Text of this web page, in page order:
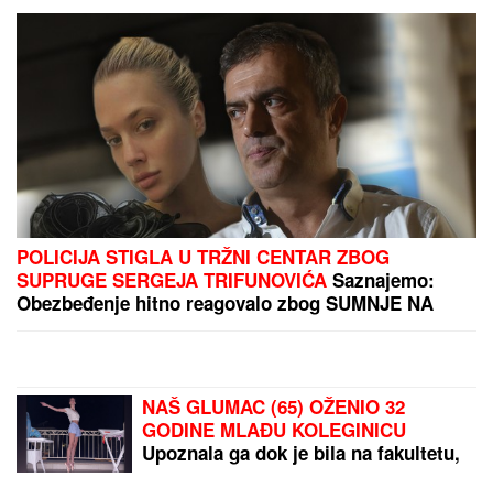
SVAKI DRUGI ZARAŽENI
UMRE!Broj zaraženih
opasnom bolešću prvi
put od početka epidemije
premašio 4.000
ČEKA DETE SA
LJUBAVNICOM Ana
Radulović bez dlake na
jeziku o pevaču koji je
ostavio ženu i decu:
"Ježim se od toga"by Aklamator
PREPORUKA ZA VAS